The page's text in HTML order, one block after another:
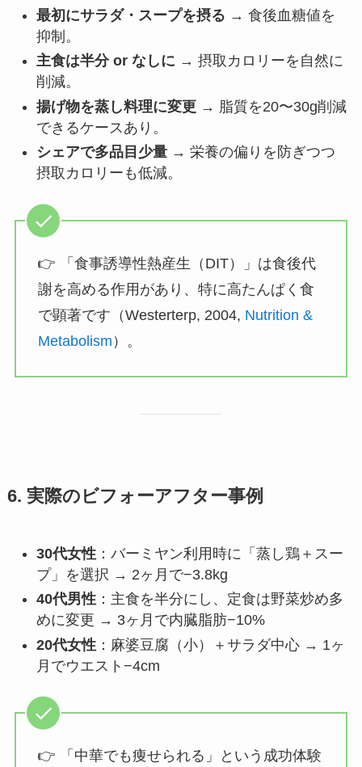
最初にサラダ・スープを摂る → 食後血糖値を
抑制。
主食は半分 or なしに → 摂取カロリーを自然に
削減。
揚げ物を蒸し料理に変更→ 脂質を20〜30g削減
できるケースあり。
シェアで多品目少量→ 栄養の偏りを防ぎつつ
摂取カロリーも低減。
👉 「食事誘導性熱産生（DIT）」は食後代
謝を高める作用があり、特に高たんぱく食
で顕著です（Westerterp, 2004, Nutrition &
Metabolism ）。
6. 実際のビフォーアフター事例
30代女性：バーミヤン利用時に「蒸し鶏＋スー
プ」を選択 → 2ヶ月で−3.8kg
40代男性：主食を半分にし、定食は野菜炒め多
めに変更 → 3ヶ月で内臓脂肪−10%
20代女性：麻婆豆腐（小）＋サラダ中心 → 1ヶ
月でウエスト−4cm
👉 「中華でも痩せられる」という成功体験